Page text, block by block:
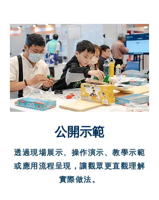
公開示範
透過現場展示、操作演示、教學示範
或應用流程呈現，讓觀眾更直觀理解
實際做法。